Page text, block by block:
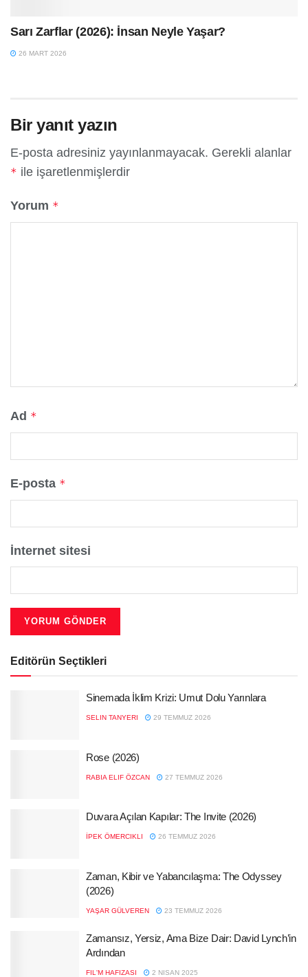
Sarı Zarflar (2026): İnsan Neyle Yaşar?
26 MART 2026
Bir yanıt yazın
E-posta adresiniz yayınlanmayacak. Gerekli alanlar
* ile işaretlenmişlerdir
Yorum *
Ad *
E-posta *
İnternet sitesi
Editörün Seçtikleri
Sinemada İklim Krizi: Umut Dolu Yarınlara
SELIN TANYERI 29 TEMMUZ 2026
Rose (2026)
RABIA ELIF ÖZCAN 27 TEMMUZ 2026
Duvara Açılan Kapılar: The Invite (2026)
İPEK ÖMERCIKLI 26 TEMMUZ 2026
Zaman, Kibir ve Yabancılaşma: The Odyssey
(2026)
YAŞAR GÜLVEREN 23 TEMMUZ 2026
Zamansız, Yersiz, Ama Bize Dair: David Lynch’in
Ardından
FIL'M HAFIZASI 2 NISAN 2025